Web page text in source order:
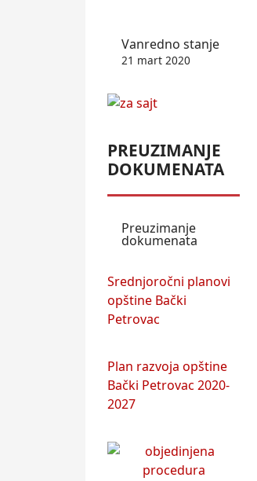
Vanredno stanje
21 mart 2020
PREUZIMANJE
DOKUMENATA
Preuzimanje
dokumenata
Srednjoročni planovi
opštine Bački
Petrovac
Plan razvoja opštine
Bački Petrovac 2020-
2027